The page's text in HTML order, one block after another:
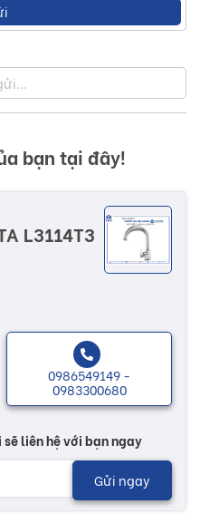
bạn tại đây!
L3114T3
0986549149 -
0983300680
liên hệ với bạn ngay
Gửi ngay